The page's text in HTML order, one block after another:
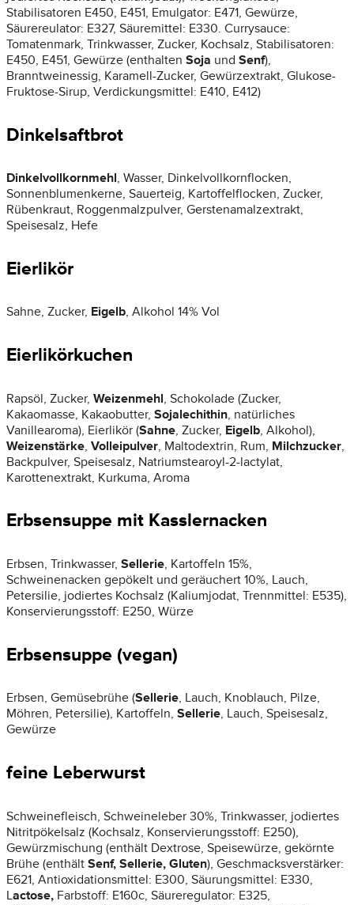
Stabilisatoren E450, E451, Emulgator: E471, Gewürze,
Säurereulator: E327, Säuremittel: E330. Currysauce:
Tomatenmark, Trinkwasser, Zucker, Kochsalz, Stabilisatoren:
E450, E451, Gewürze (enthalten Soja und Senf),
Branntweinessig, Karamell-Zucker, Gewürzextrakt, Glukose-
Fruktose-Sirup, Verdickungsmittel: E410, E412)
Dinkelsaftbrot
Dinkelvollkornmehl, Wasser, Dinkelvollkornflocken,
Sonnenblumenkerne, Sauerteig, Kartoffelflocken, Zucker,
Rübenkraut, Roggenmalzpulver, Gerstenamalzextrakt,
Speisesalz, Hefe
Eierlikör
Sahne, Zucker, Eigelb, Alkohol 14% Vol
Eierlikörkuchen
Rapsöl, Zucker, Weizenmehl, Schokolade (Zucker,
Kakaomasse, Kakaobutter, Sojalechithin, natürliches
Vanillearoma), Eierlikör (Sahne, Zucker, Eigelb, Alkohol),
Weizenstärke, Volleipulver, Maltodextrin, Rum, Milchzucker,
Backpulver, Speisesalz, Natriumstearoyl-2-lactylat,
Karottenextrakt, Kurkuma, Aroma
Erbsensuppe mit Kasslernacken
Erbsen, Trinkwasser, Sellerie, Kartoffeln 15%,
Schweinenacken gepökelt und geräuchert 10%, Lauch,
Petersilie, jodiertes Kochsalz (Kaliumjodat, Trennmittel: E535),
Konservierungsstoff: E250, Würze
Erbsensuppe (vegan)
Erbsen, Gemüsebrühe (Sellerie, Lauch, Knoblauch, Pilze,
Möhren, Petersilie), Kartoffeln, Sellerie, Lauch, Speisesalz,
Gewürze
feine Leberwurst
Schweinefleisch, Schweineleber 30%, Trinkwasser, jodiertes
Nitritpökelsalz (Kochsalz, Konservierungsstoff: E250),
Gewürzmischung (enthält Dextrose, Speisewürze, gekörnte
Brühe (enthält Senf, Sellerie, Gluten), Geschmacksverstärker:
E621, Antioxidationsmittel: E300, Säurungsmittel: E330,
Lactose, Farbstoff: E160c, Säureregulator: E325,